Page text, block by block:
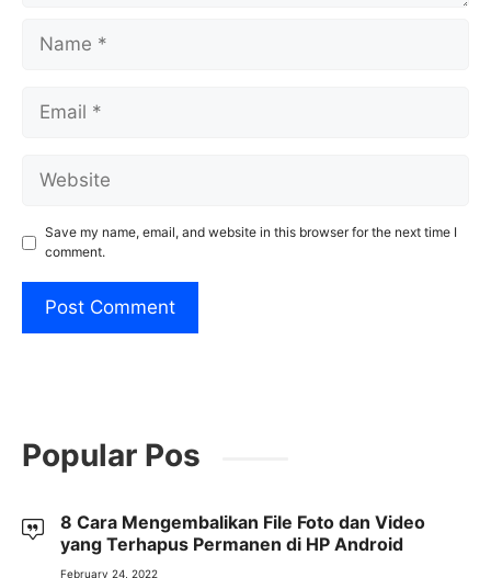
Name
Email
Website
Save my name, email, and website in this browser for the next time I
comment.
Popular Pos
8 Cara Mengembalikan File Foto dan Video
yang Terhapus Permanen di HP Android
February 24, 2022